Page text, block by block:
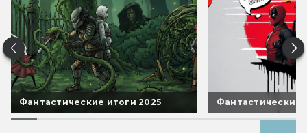
Фантастические итоги 2025 Фантастические